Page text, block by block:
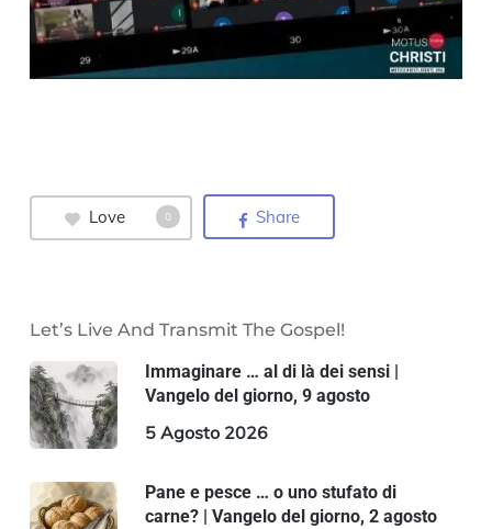
Love 0 Share
Let’s Live And Transmit The Gospel!
Immaginare … al di là dei sensi |
Vangelo del giorno, 9 agosto
5 Agosto 2026
Pane e pesce … o uno stufato di
carne? | Vangelo del giorno, 2 agosto